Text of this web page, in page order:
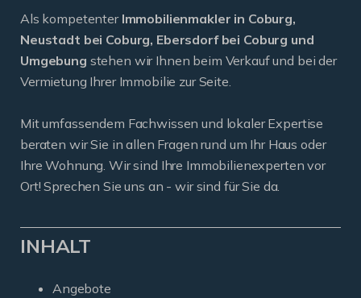
Als kompetenter Immobilienmakler in Coburg,
Neustadt bei Coburg, Ebersdorf bei Coburg und
Umgebung stehen wir Ihnen beim Verkauf und bei der
Vermietung Ihrer Immobilie zur Seite.
Mit umfassendem Fachwissen und lokaler Expertise
beraten wir Sie in allen Fragen rund um Ihr Haus oder
Ihre Wohnung. Wir sind Ihre Immobilienexperten vor
Ort! Sprechen Sie uns an - wir sind für Sie da.
INHALT
Angebote